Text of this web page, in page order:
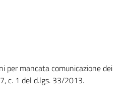
per mancata comunicazione dei
c. 1 del d.lgs. 33/2013.